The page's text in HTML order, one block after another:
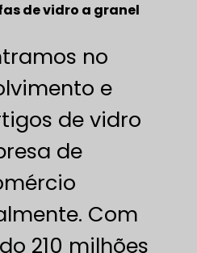
de vidro a granel
no
e
de vidro
de
Com
210 milhões